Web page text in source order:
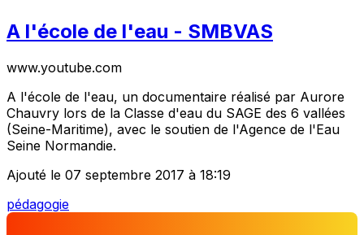
A l'école de l'eau - SMBVAS
www.youtube.com
A l'école de l'eau, un documentaire réalisé par Aurore
Chauvry lors de la Classe d'eau du SAGE des 6 vallées
(Seine-Maritime), avec le soutien de l'Agence de l'Eau
Seine Normandie.
Ajouté le 07 septembre 2017 à 18:19
pédagogie